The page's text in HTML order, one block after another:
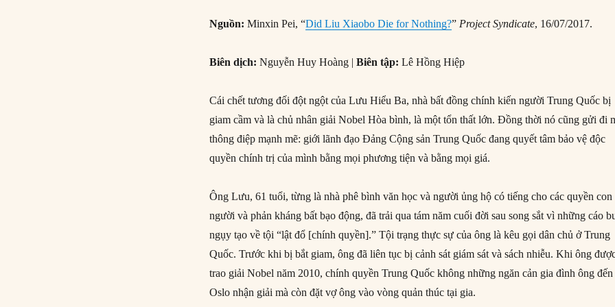
Nguồn: Minxin Pei, “Did Liu Xiaobo Die for Nothing?” Project Syndicate, 16/07/2017.
Biên dịch: Nguyễn Huy Hoàng |Biên tập:Lê Hồng Hiệp
Cái chết tương đối đột ngột của Lưu Hiểu Ba, nhà bất đồng chính kiến người Trung Quốc bị
giam cầm và là chủ nhân giải Nobel Hòa bình, là một tổn thất lớn. Đồng thời nó cũng gửi đi
thông điệp mạnh mẽ: giới lãnh đạo Đảng Cộng sản Trung Quốc đang quyết tâm bảo vệ độc
quyền chính trị của mình bằng mọi phương tiện và bằng mọi giá.
Ông Lưu, 61 tuổi, từng là nhà phê bình văn học và người ủng hộ có tiếng cho các quyền con
người và phản kháng bất bạo động, đã trải qua tám năm cuối đời sau song sắt vì những cáo
ngụy tạo về tội “lật đổ [chính quyền].” Tội trạng thực sự của ông là kêu gọi dân chủ ở Trung
Quốc. Trước khi bị bắt giam, ông đã liên tục bị cảnh sát giám sát và sách nhiễu. Khi ông
trao giải Nobel năm 2010, chính quyền Trung Quốc không những ngăn cản gia đình ông đến
Oslo nhận giải mà còn đặt vợ ông vào vòng quản thúc tại gia.